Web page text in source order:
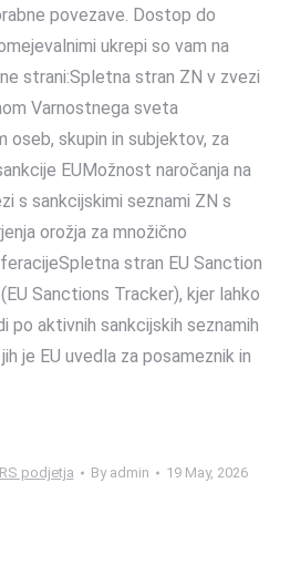
povezave. Dostop do
ukrepi so vam na
strani:Spletna stran ZN v zvezi
Varnostnega sveta
oseb, skupin in subjektov, za
EUMožnost naročanja na
s sankcijskimi seznami ZN s
orožja za množično
stran EU Sanction
Sanctions Tracker), kjer lahko
aktivnih sankcijskih seznamih
je EU uvedla za posameznik in
podjetja By admin 19 May, 2026